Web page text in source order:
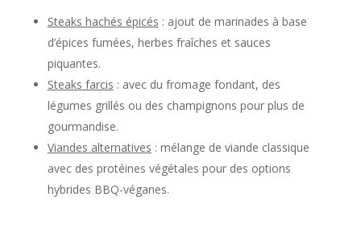
Steaks hachés épicés : ajout de marinades à base
d’épices fumées, herbes fraîches et sauces
piquantes.
Steaks farcis : avec du fromage fondant, des
légumes grillés ou des champignons pour plus de
gourmandise.
Viandes alternatives : mélange de viande classique
avec des protéines végétales pour des options
hybrides BBQ-véganes.